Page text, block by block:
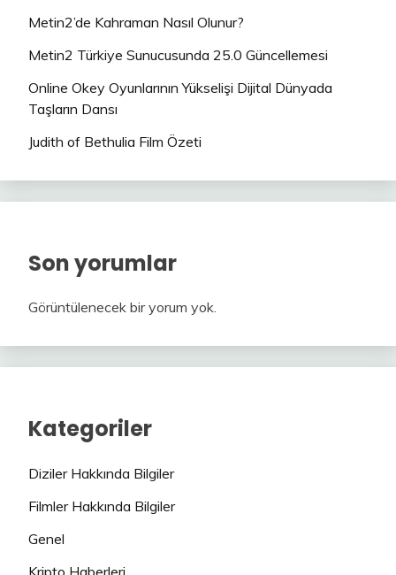
Metin2’de Kahraman Nasıl Olunur?
Metin2 Türkiye Sunucusunda 25.0 Güncellemesi
Online Okey Oyunlarının Yükselişi Dijital Dünyada
Taşların Dansı
Judith of Bethulia Film Özeti
Son yorumlar
Görüntülenecek bir yorum yok.
Kategoriler
Diziler Hakkında Bilgiler
Filmler Hakkında Bilgiler
Genel
Kripto Haberleri